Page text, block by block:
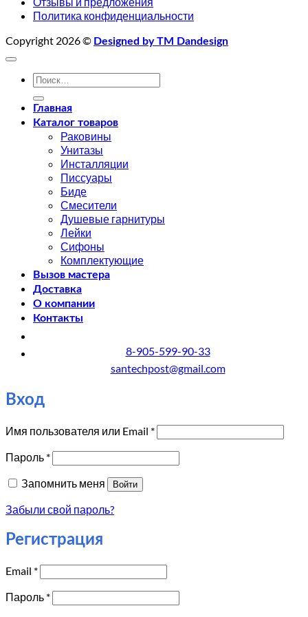
Политика конфиденциальности
Copyright 2026 © Designed by TM Dandesign
Искать:
Главная
Каталог товаров
Раковины
Унитазы
Инсталляции
Писсуары
Биде
Смесители
Душевые гарнитуры
Лейки
Сифоны
Комплектующие
Вызов мастера
Доставка
О компании
Контакты
8-905-599-90-33
santechpost@gmail.com
Вход
Имя пользователя или Email *Обязательно
Пароль *Обязательно
Запомнить меня Войти
Забыли свой пароль?
Регистрация
Email *Обязательно
Пароль *Обязательно